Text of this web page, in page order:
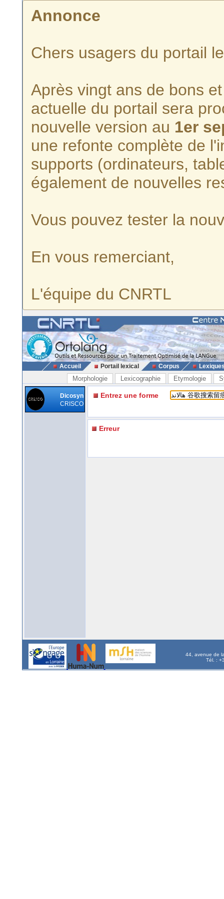
Annonce
Chers usagers du portail
Après vingt ans de bons
actuelle du portail sera
nouvelle version au 1er
une refonte complète de
supports (ordinateurs,
également de nouvelles
Vous pouvez tester la
En vous remerciant,
L'équipe du CNRTL
Accueil Portail lexical Corpus
Morphologie Lexicographie Etymologie
Dicosyn
CRISCO
Entrez une forme
Erreur
44, avenue de
Tél. :